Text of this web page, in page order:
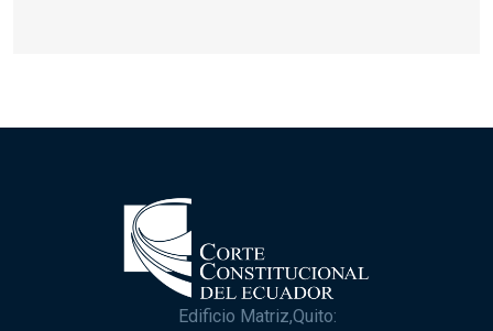
Edificio Matriz,Quito: